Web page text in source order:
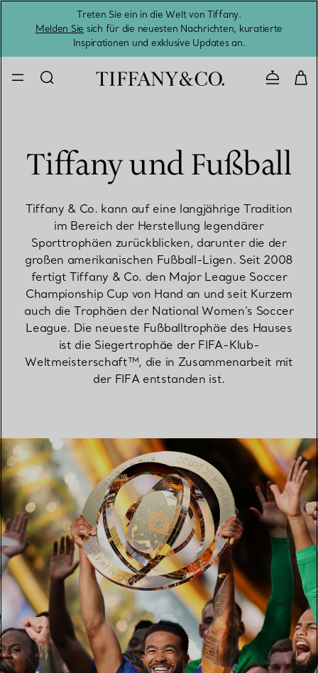
Treten Sie ein in die Welt von Tiffany.
Melden Sie sich für die neuesten Nachrichten, kuratierte
Inspirationen und exklusive Updates an.
Tiffany und Fußball
Tiffany & Co. kann auf eine langjährige Tradition
im Bereich der Herstellung legendärer
Sporttrophäen zurückblicken, darunter die der
großen amerikanischen Fußball-Ligen. Seit 2008
fertigt Tiffany & Co. den Major League Soccer
Championship Cup von Hand an und seit Kurzem
auch die Trophäen der National Women’s Soccer
League. Die neueste Fußballtrophäe des Hauses
ist die Siegertrophäe der FIFA-Klub-
Weltmeisterschaft™, die in Zusammenarbeit mit
der FIFA entstanden ist.